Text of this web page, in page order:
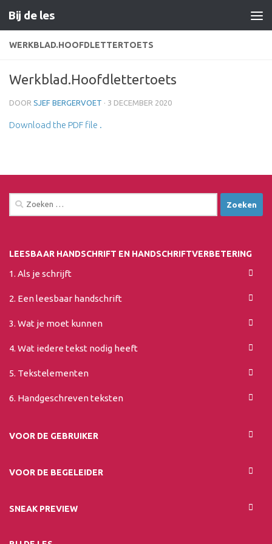
Doorgaan naar inhoud
Bij de les
WERKBLAD.HOOFDLETTERTOETS
Werkblad.Hoofdlettertoets
DOOR SJEF BERGERVOET · 3 DECEMBER 2020
Download the PDF file .
Zoeken
naar:
LEESBAAR HANDSCHRIFT EN HANDSCHRIFTVERBETERING
1. Als je schrijft
2. Een leesbaar handschrift
3. Wat je moet kunnen
4. Wat iedere tekst nodig heeft
5. Tekstelementen
6. Handgeschreven teksten
VOOR DE GEBRUIKER
VOOR DE BEGELEIDER
SNEAK PREVIEW